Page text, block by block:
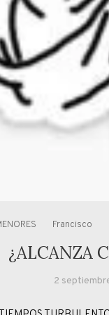
Francisco
¿ALCANZA
2